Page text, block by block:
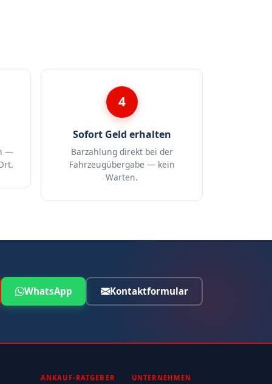
—
4
Sofort Geld erhalten
Barzahlung direkt bei der
Fahrzeugübergabe — kein
Warten.
WhatsApp Kontaktformular
ANKAUF-RATGEBER UNTERNEHMEN